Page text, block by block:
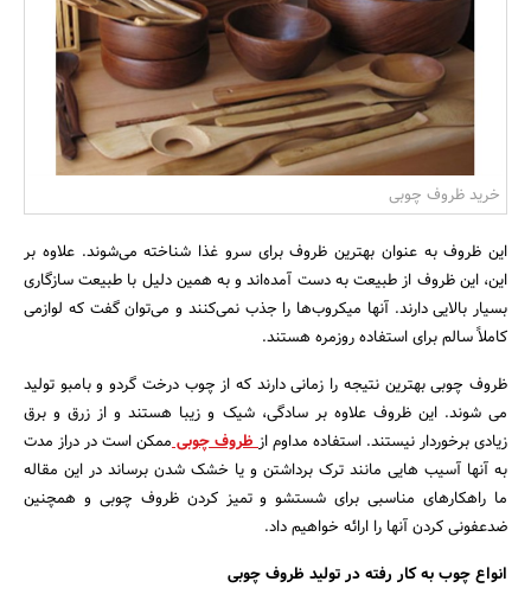
بانک، بیمه و سرمایه
مسکن و ساختمان
خرید ظروف چوبی
این ظروف به عنوان بهترین ظروف برای سرو غذا شناخته می‌شوند. علاوه بر
این، این ظروف از طبیعت به دست آمد‌ه‌اند و به همین دلیل با طبیعت سازگاری
بسیار بالایی دارند. آنها میکروب‌ها را جذب نمی‌کنند و می‌توان گفت که لوازمی
کاملاً سالم برای استفاده روزمره هستند.
ظروف چوبی بهترین نتیجه را زمانی دارند که از چوب درخت گردو و بامبو تولید
می شوند. این ظروف علاوه بر سادگی، شیک و زیبا هستند و از زرق و برق
زیادی برخوردار نیستند. استفاد‌ه مداوم ازظروف چوبیممکن است در دراز مدت
به آنها آسیب هایی مانند ترک برداشتن و یا خشک شدن برساند در این مقاله
ما راهکارهای مناسبی برای شستشو و تمیز کردن ظروف چوبی و همچنین
ضدعفونی کردن آنها را ارائه خواهیم داد.
انواع چوب به کار رفته در تولید ظروف چوبی